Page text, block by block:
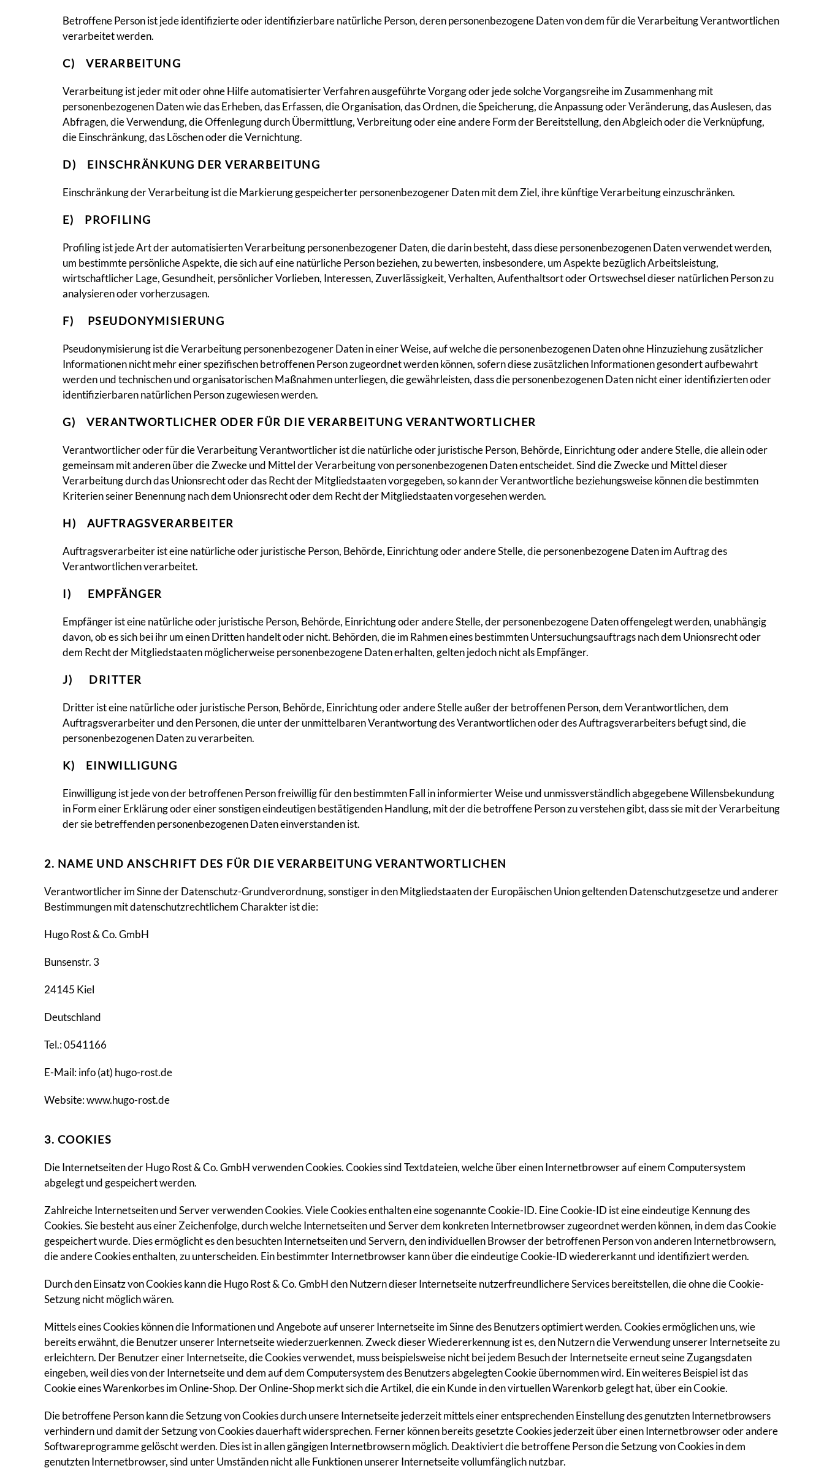
Betroffene Person ist jede identifizierte oder identifizierbare natürliche Person, deren personenbezogene Daten von dem für die Verarbeitung Verantwortlichen
verarbeitet werden.
C) VERARBEITUNG
Verarbeitung ist jeder mit oder ohne Hilfe automatisierter Verfahren ausgeführte Vorgang oder jede solche Vorgangsreihe im Zusammenhang mit
personenbezogenen Daten wie das Erheben, das Erfassen, die Organisation, das Ordnen, die Speicherung, die Anpassung oder Veränderung, das Auslesen, das
Abfragen, die Verwendung, die Offenlegung durch Übermittlung, Verbreitung oder eine andere Form der Bereitstellung, den Abgleich oder die Verknüpfung,
die Einschränkung, das Löschen oder die Vernichtung.
D) EINSCHRÄNKUNG DER VERARBEITUNG
Einschränkung der Verarbeitung ist die Markierung gespeicherter personenbezogener Daten mit dem Ziel, ihre künftige Verarbeitung einzuschränken.
E) PROFILING
Profiling ist jede Art der automatisierten Verarbeitung personenbezogener Daten, die darin besteht, dass diese personenbezogenen Daten verwendet werden,
um bestimmte persönliche Aspekte, die sich auf eine natürliche Person beziehen, zu bewerten, insbesondere, um Aspekte bezüglich Arbeitsleistung,
wirtschaftlicher Lage, Gesundheit, persönlicher Vorlieben, Interessen, Zuverlässigkeit, Verhalten, Aufenthaltsort oder Ortswechsel dieser natürlichen Person zu
analysieren oder vorherzusagen.
F) PSEUDONYMISIERUNG
Pseudonymisierung ist die Verarbeitung personenbezogener Daten in einer Weise, auf welche die personenbezogenen Daten ohne Hinzuziehung zusätzlicher
Informationen nicht mehr einer spezifischen betroffenen Person zugeordnet werden können, sofern diese zusätzlichen Informationen gesondert aufbewahrt
werden und technischen und organisatorischen Maßnahmen unterliegen, die gewährleisten, dass die personenbezogenen Daten nicht einer identifizierten oder
identifizierbaren natürlichen Person zugewiesen werden.
G) VERANTWORTLICHER ODER FÜR DIE VERARBEITUNG VERANTWORTLICHER
Verantwortlicher oder für die Verarbeitung Verantwortlicher ist die natürliche oder juristische Person, Behörde, Einrichtung oder andere Stelle, die allein oder
gemeinsam mit anderen über die Zwecke und Mittel der Verarbeitung von personenbezogenen Daten entscheidet. Sind die Zwecke und Mittel dieser
Verarbeitung durch das Unionsrecht oder das Recht der Mitgliedstaaten vorgegeben, so kann der Verantwortliche beziehungsweise können die bestimmten
Kriterien seiner Benennung nach dem Unionsrecht oder dem Recht der Mitgliedstaaten vorgesehen werden.
H) AUFTRAGSVERARBEITER
Auftragsverarbeiter ist eine natürliche oder juristische Person, Behörde, Einrichtung oder andere Stelle, die personenbezogene Daten im Auftrag des
Verantwortlichen verarbeitet.
I) EMPFÄNGER
Empfänger ist eine natürliche oder juristische Person, Behörde, Einrichtung oder andere Stelle, der personenbezogene Daten offengelegt werden, unabhängig
davon, ob es sich bei ihr um einen Dritten handelt oder nicht. Behörden, die im Rahmen eines bestimmten Untersuchungsauftrags nach dem Unionsrecht oder
dem Recht der Mitgliedstaaten möglicherweise personenbezogene Daten erhalten, gelten jedoch nicht als Empfänger.
J) DRITTER
Dritter ist eine natürliche oder juristische Person, Behörde, Einrichtung oder andere Stelle außer der betroffenen Person, dem Verantwortlichen, dem
Auftragsverarbeiter und den Personen, die unter der unmittelbaren Verantwortung des Verantwortlichen oder des Auftragsverarbeiters befugt sind, die
personenbezogenen Daten zu verarbeiten.
K) EINWILLIGUNG
Einwilligung ist jede von der betroffenen Person freiwillig für den bestimmten Fall in informierter Weise und unmissverständlich abgegebene Willensbekundung
in Form einer Erklärung oder einer sonstigen eindeutigen bestätigenden Handlung, mit der die betroffene Person zu verstehen gibt, dass sie mit der Verarbeitung
der sie betreffenden personenbezogenen Daten einverstanden ist.
2. NAME UND ANSCHRIFT DES FÜR DIE VERARBEITUNG VERANTWORTLICHEN
Verantwortlicher im Sinne der Datenschutz-Grundverordnung, sonstiger in den Mitgliedstaaten der Europäischen Union geltenden Datenschutzgesetze und anderer
Bestimmungen mit datenschutzrechtlichem Charakter ist die:
Hugo Rost & Co. GmbH
Bunsenstr. 3
24145 Kiel
Deutschland
Tel.: 0541166
E-Mail: info (at) hugo-rost.de
Website: www.hugo-rost.de
3. COOKIES
Die Internetseiten der Hugo Rost & Co. GmbH verwenden Cookies. Cookies sind Textdateien, welche über einen Internetbrowser auf einem Computersystem
abgelegt und gespeichert werden.
Zahlreiche Internetseiten und Server verwenden Cookies. Viele Cookies enthalten eine sogenannte Cookie-ID. Eine Cookie-ID ist eine eindeutige Kennung des
Cookies. Sie besteht aus einer Zeichenfolge, durch welche Internetseiten und Server dem konkreten Internetbrowser zugeordnet werden können, in dem das Cookie
gespeichert wurde. Dies ermöglicht es den besuchten Internetseiten und Servern, den individuellen Browser der betroffenen Person von anderen Internetbrowsern,
die andere Cookies enthalten, zu unterscheiden. Ein bestimmter Internetbrowser kann über die eindeutige Cookie-ID wiedererkannt und identifiziert werden.
Durch den Einsatz von Cookies kann die Hugo Rost & Co. GmbH den Nutzern dieser Internetseite nutzerfreundlichere Services bereitstellen, die ohne die Cookie-
Setzung nicht möglich wären.
Mittels eines Cookies können die Informationen und Angebote auf unserer Internetseite im Sinne des Benutzers optimiert werden. Cookies ermöglichen uns, wie
bereits erwähnt, die Benutzer unserer Internetseite wiederzuerkennen. Zweck dieser Wiedererkennung ist es, den Nutzern die Verwendung unserer Internetseite zu
erleichtern. Der Benutzer einer Internetseite, die Cookies verwendet, muss beispielsweise nicht bei jedem Besuch der Internetseite erneut seine Zugangsdaten
eingeben, weil dies von der Internetseite und dem auf dem Computersystem des Benutzers abgelegten Cookie übernommen wird. Ein weiteres Beispiel ist das
Cookie eines Warenkorbes im Online-Shop. Der Online-Shop merkt sich die Artikel, die ein Kunde in den virtuellen Warenkorb gelegt hat, über ein Cookie.
Die betroffene Person kann die Setzung von Cookies durch unsere Internetseite jederzeit mittels einer entsprechenden Einstellung des genutzten Internetbrowsers
verhindern und damit der Setzung von Cookies dauerhaft widersprechen. Ferner können bereits gesetzte Cookies jederzeit über einen Internetbrowser oder andere
Softwareprogramme gelöscht werden. Dies ist in allen gängigen Internetbrowsern möglich. Deaktiviert die betroffene Person die Setzung von Cookies in dem
genutzten Internetbrowser, sind unter Umständen nicht alle Funktionen unserer Internetseite vollumfänglich nutzbar.